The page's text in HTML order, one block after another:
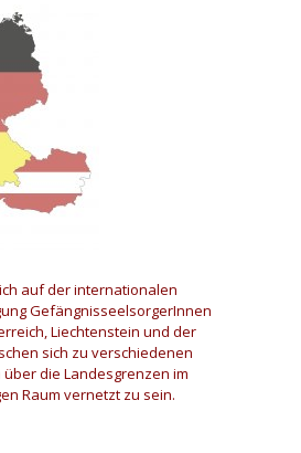
auf der internationalen
GefängnisseelsorgerInnen
Liechtenstein und der
sich zu verschiedenen
über die Landesgrenzen im
Raum vernetzt zu sein.